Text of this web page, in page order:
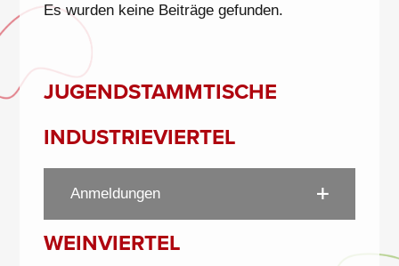
Es wurden keine Beiträge gefunden.
JUGENDSTAMMTISCHE
INDUSTRIEVIERTEL
Anmeldungen
WEINVIERTEL